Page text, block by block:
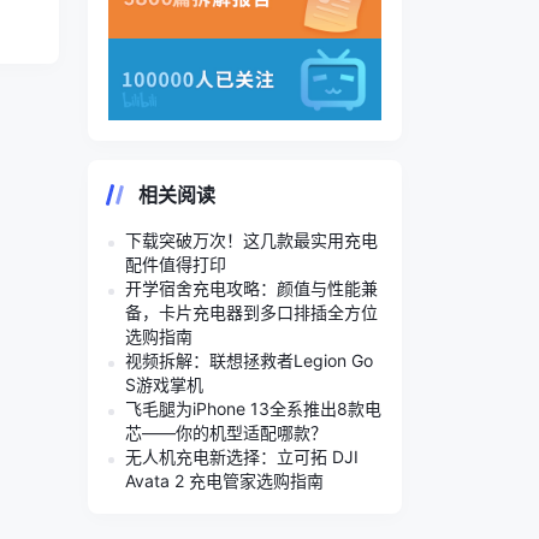
相关阅读
下载突破万次！这几款最实用充电
配件值得打印
开学宿舍充电攻略：颜值与性能兼
备，卡片充电器到多口排插全方位
选购指南
视频拆解：联想拯救者Legion Go
S游戏掌机
飞毛腿为iPhone 13全系推出8款电
芯——你的机型适配哪款？
无人机充电新选择：立可拓 DJI
Avata 2 充电管家选购指南